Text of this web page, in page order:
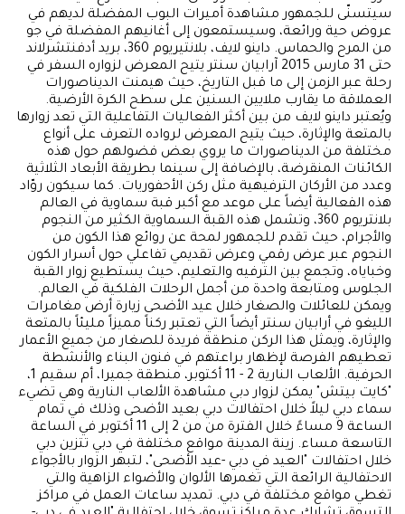
سيتسنّى للجمهور مشاهدة أميرات البوب المفضلة لديهم في
عروض حية ورائعة، وسيستمعون إلى أغانيهم المفضلة في جو
من المرح والحماس. داينو لايف، بلانتيريوم 360، بريد أدفنتشرلاند
حتى 31 مارس 2015 آرابيان سنتر يتيح المعرض لزواره السفر في
رحلة عبر الزمن إلى ما قبل التاريخ، حيث هيمنت الديناصورات
العملاقة ما يقارب ملايين السنين على سطح الكرة الأرضية.
ويُعتبر داينو لايف من بين أكثر الفعاليات التفاعلية التي تعد زوارها
بالمتعة والإثارة، حيث يتيح المعرض لرواده التعرف على أنواع
مختلفة من الديناصورات ما يروي بعض فضولهم حول هذه
الكائنات المنقرضة، بالإضافة إلى سينما بطريقة الأبعاد الثلاثية
وعدد من الأركان الترفيهية مثل ركن الأحفوريات. كما سيكون روّاد
هذه الفعالية أيضاً على موعد مع أكبر قبة سماوية في العالم
بلانتريوم 360، وتشمل هذه القبة السماوية الكثير من النجوم
والأجرام، حيث تقدم للجمهور لمحة عن روائع هذا الكون من
النجوم عبر عرض رقمي وعرض تقديمي تفاعلي حول أسرار الكون
وخباياه، وتجمع بين الترفيه والتعليم، حيث يستطيع زوار القبة
الجلوس ومتابعة واحدة من أجمل الرحلات الفلكية في العالم.
ويمكن للعائلات والصغار خلال عيد الأضحى زيارة أرض مغامرات
الليغو في أرابيان سنتر أيضاً التي تعتبر ركناً مميزاً مليئاً بالمتعة
والإثارة، ويمثل هذا الركن منطقة فريدة للصغار من جميع الأعمار
تعطيهم الفرصة لإظهار براعتهم في فنون البناء والأنشطة
الحرفية. الألعاب النارية 2 - 11 أكتوبر، منطقة جميرا، أم سقيم 1،
"كايت بيتش" يمكن لزوار دبي مشاهدة الألعاب النارية وهي تضيء
سماء دبي ليلاً خلال احتفالات دبي بعيد الأضحى وذلك في تمام
الساعة 9 مساءً خلال الفترة من من 2 إلى 11 أكتوبر في الساعة
التاسعة مساء. زينة المدينة مواقع مختلفة في دبي تتزين دبي
خلال احتفالات "العيد في دبي -عيد الأضحى"، لتبهر الزوار بالأجواء
الاحتفالية الرائعة التي تغمرها الألوان والأضواء الزاهية والتي
تغطي مواقع مختلفة في دبي. تمديد ساعات العمل في مراكز